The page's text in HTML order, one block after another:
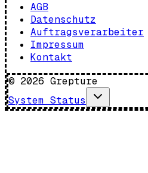
AGB
Datenschutz
Auftragsverarbeiter
Impressum
Kontakt
© 2026 Grepture
System Status